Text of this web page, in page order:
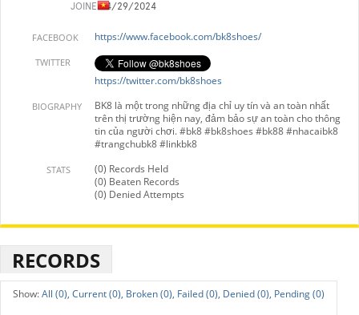
JOINED4/29/2024
FACEBOOK https://www.facebook.com/bk8shoes/
TWITTER
https://twitter.com/bk8shoes
BIOGRAPHY
BK8 là một trong những địa chỉ uy tín và an toàn nhất
trên thị trường hiện nay, đảm bảo sự an toàn cho thông
tin của người chơi. #bk8 #bk8shoes #bk88 #nhacaibk8
#trangchubk8 #linkbk8
STATS
(0) Records Held
(0) Beaten Records
(0) Denied Attempts
RECORDS
All (0), Current (0), Broken (0), Failed (0), Denied (0), Pending (0)